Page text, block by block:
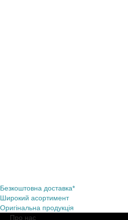
Безкоштовна доставка*
Широкий асортимент
Оригінальна продукція
Про нас